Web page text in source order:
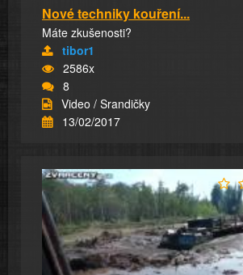
Nové techniky kouření...
Máte zkušenosti?
tibor1
2586x
8
Video / Srandičky
13/02/2017